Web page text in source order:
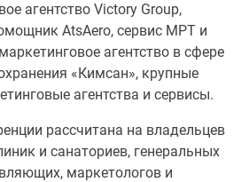
агентство Victory Group,
AtsAero, сервис МРТ и
агентство в сфере
«Кимсан», крупные
агентства и сервисы.
рассчитана на владельцев
и санаториев, генеральных
маркетологов и